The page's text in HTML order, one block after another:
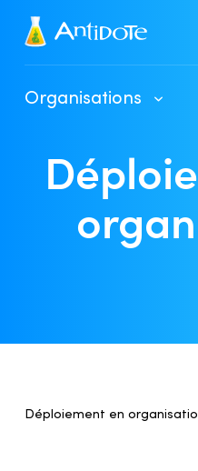
Antidote
Organisations
Déploiement en